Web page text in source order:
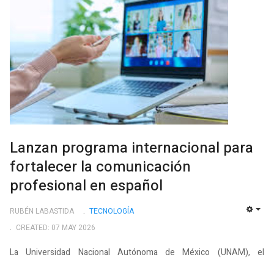
Lanzan programa internacional para
fortalecer la comunicación
profesional en español
RUBÉN LABASTIDA
TECNOLOGÍ­A
CREATED: 07 MAY 2026
La Universidad Nacional Autónoma de México (UNAM), el